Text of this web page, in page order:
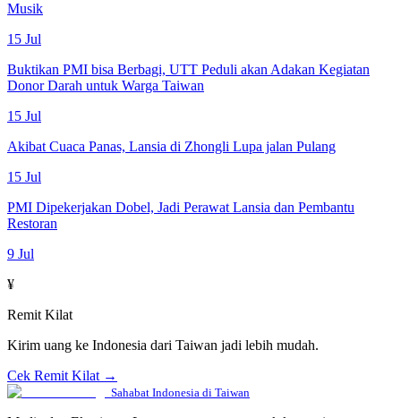
Musik
15 Jul
Buktikan PMI bisa Berbagi, UTT Peduli akan Adakan Kegiatan
Donor Darah untuk Warga Taiwan
15 Jul
Akibat Cuaca Panas, Lansia di Zhongli Lupa jalan Pulang
15 Jul
PMI Dipekerjakan Dobel, Jadi Perawat Lansia dan Pembantu
Restoran
9 Jul
¥
Remit Kilat
Kirim uang ke Indonesia dari Taiwan jadi lebih mudah.
Cek Remit Kilat →
Sahabat Indonesia di Taiwan